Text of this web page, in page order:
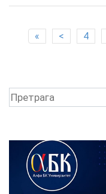
« < 4